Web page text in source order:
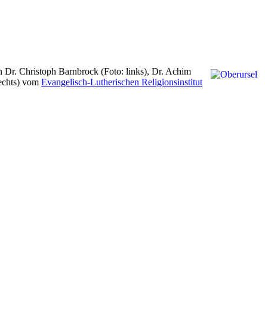
Dr. Christoph Barnbrock (Foto: links), Dr. Achim
vom Evangelisch-Lutherischen Religionsinstitut